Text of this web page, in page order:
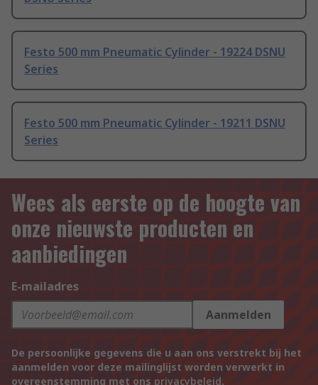
Festo 500 mm Pneumatic Cylinder - 19224 DSNU
Series
Festo 500 mm Pneumatic Cylinder - 19211 DSNU
Series
Wees als eerste op de hoogte van
onze nieuwste producten en
aanbiedingen
E-mailadres
Aanmelden
De persoonlijke gegevens die u aan ons verstrekt bij het
aanmelden voor deze mailinglijst worden verwerkt in
overeenstemming met ons privacybeleid.